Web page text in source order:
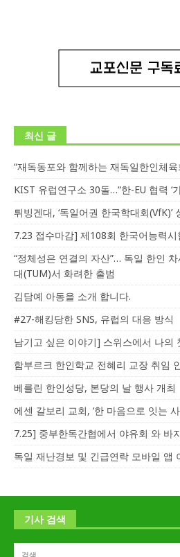
최신 글
“재독동포와 함께하는 재독일한인체
KIST 유럽연구소 30돌…“한-EU 협력 ‘
튀빙겐대, ‘독일어권 한국학대회(VfK)’
7.23 접수마감] 제108회 한국어능력
“정체성은 연결의 자산”… 독일 한인
대(TUM)서 화려한 출범
김담예 아동을 소개 합니다.
#27-해킹당한 SNS, 유럽의 대응 방식
남기고 싶은 이야기] 스위스에서 나의
함부르크 한인학교 전혜리 교장 취임
베를린 한인성당, 본당의 날 행사 개최
에센 갈보리 교회, ‘한 마음으로 잇는
7.25] 중부한독간협에서 야유회 와 바
독일 재난경보 및 긴급연락 모바일 앱
기사 검색